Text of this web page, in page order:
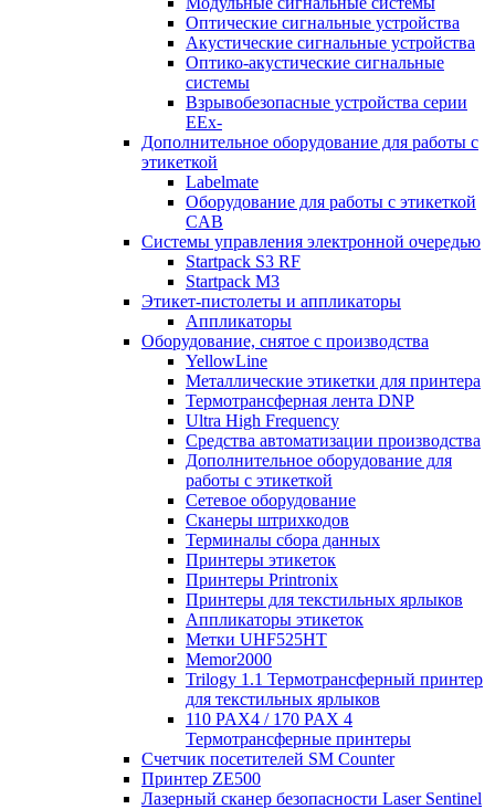
Оптические сигнальные устройства
Акустические сигнальные устройства
Оптико-акустические сигнальные
системы
Взрывобезопасные устройства серии
EEx-
Дополнительное оборудование для работы с
этикеткой
Labelmate
Оборудование для работы с этикеткой
CAB
Системы управления электронной очередью
Startpack S3 RF
Startpack M3
Этикет-пистолеты и аппликаторы
Аппликаторы
Оборудование, снятое с производства
YellowLine
Металлические этикетки для принтера
Термотрансферная лента DNP
Ultra High Frequency
Средства автоматизации производства
Дополнительное оборудование для
работы с этикеткой
Сетевое оборудование
Сканеры штрихкодов
Терминалы сбора данных
Принтеры этикеток
Принтеры Printronix
Принтеры для текстильных ярлыков
Аппликаторы этикеток
Метки UHF525HT
Memor2000
Trilogy 1.1 Термотрансферный принтер
для текстильных ярлыков
110 PAX4 / 170 PAX 4
Термотрансферные принтеры
Счетчик посетителей SM Counter
Принтер ZE500
Лазерный сканер безопасности Laser Sentinel